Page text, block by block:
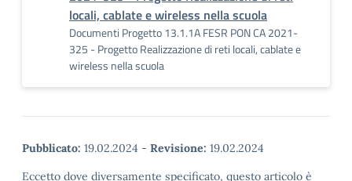
locali, cablate e wireless nella scuola
Documenti Progetto 13.1.1A FESR PON CA 2021-
325 - Progetto Realizzazione di reti locali, cablate e
wireless nella scuola
Pubblicato: 19.02.2024 - Revisione: 19.02.2024
Eccetto dove diversamente specificato, questo articolo è